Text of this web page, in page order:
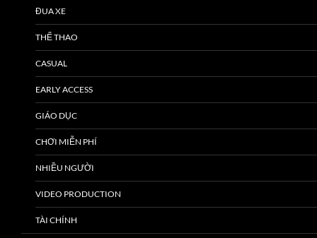
ĐUA XE
THỂ THAO
CASUAL
EARLY ACCESS
GIÁO DỤC
CHƠI MIỄN PHÍ
NHIỀU NGƯỜI
VIDEO PRODUCTION
TÀI CHÍNH